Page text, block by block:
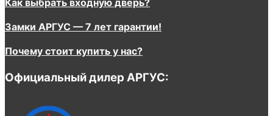
Замки АРГУС — 7 лет гарантии!
Почему стоит купить у нас?
Официальный дилер АРГУС: